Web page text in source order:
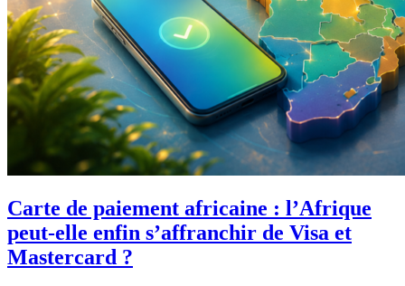
Carte de paiement africaine : l’Afrique
peut-elle enfin s’affranchir de Visa et
Mastercard ?